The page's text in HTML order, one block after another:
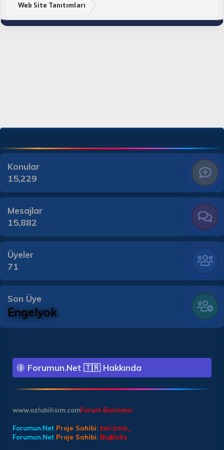
Web Site Tanıtımları
Konular
15,229
Mesajlar
15,882
Üyeler
71
Son Üye
Engelyok
Forumun.Net 🇹🇷 Hakkında
Forum Barinma:
www.ozlubilisim.com
Forumun.Net Proje Sahibi: karizma_
Forumun.Net Proje Sahibi: BiqBoSs